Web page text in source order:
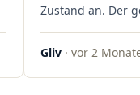
Zustand an. Der
war
professionell.
Gliv · vor 2